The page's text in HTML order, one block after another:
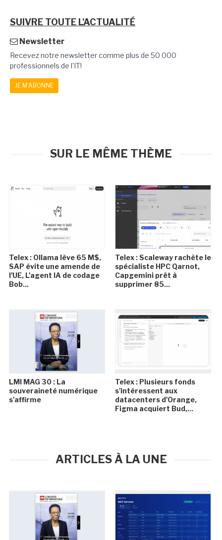
SUIVRE TOUTE L'ACTUALITÉ
Newsletter
Recevez notre newsletter comme plus de 50 000
professionnels de l'IT!
JE M'ABONNE
SUR LE MÊME THÈME
Telex : Ollama lève 65 M$,
SAP évite une amende de
l'UE, L'agent IA de codage
Bob...
Telex : Scaleway rachète le
spécialiste HPC Qarnot,
Capgemini prêt à
supprimer 85...
LMI MAG 30 : La
souveraineté numérique
s'affirme
Telex : Plusieurs fonds
s'intéressent aux
datacenters d'Orange,
Figma acquiert Bud,...
ARTICLES À LA UNE